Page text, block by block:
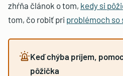
zhŕňa článok o tom, kedy si
tom, čo robiť pri problémoch so
Keď chýba príjem,
pôžička